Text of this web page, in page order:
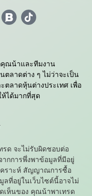
คุณน้าและทีมงาน
ตลาดต่าง ๆ ไม่ว่าจะเป็น
ตลาดหุ้นต่างประเทศ เพื่อ
ได้มากที่สุด
ด จะไม่รับผิดชอบต่อ
ากการพึ่งพาข้อมูลที่มีอยู่
คราะห์ สัญญาณการซื้อ
ที่อยู่ในเว็บไซต์นี้อาจไม่
เห็นของ คุณน้าพาเทรด